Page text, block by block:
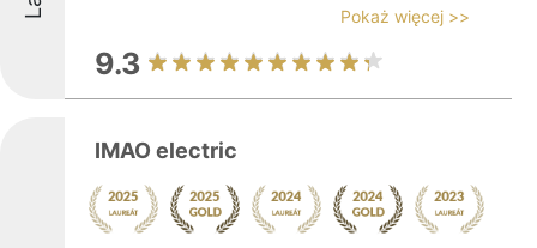
Pokaż więcej >>
9.3
IMAO electric